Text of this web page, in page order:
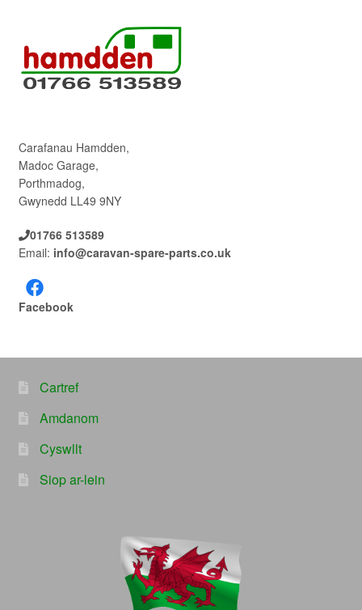
Carafanau Hamdden,
Madoc Garage,
Porthmadog,
Gwynedd LL49 9NY
01766 513589
Email: info@caravan-spare-parts.co.uk
Facebook
Cartref
Amdanom
Cyswllt
Siop ar-lein